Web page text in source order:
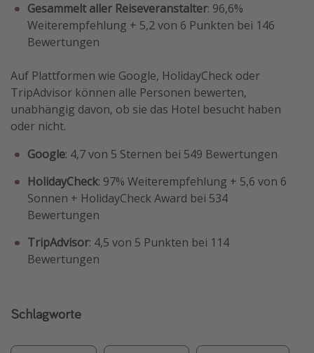
Gesammelt aller Reiseveranstalter: 96,6%
Weiterempfehlung + 5,2 von 6 Punkten bei 146
Bewertungen
Auf Plattformen wie Google, HolidayCheck oder
TripAdvisor können alle Personen bewerten,
unabhängig davon, ob sie das Hotel besucht haben
oder nicht.
Google: 4,7 von 5 Sternen bei 549 Bewertungen
HolidayCheck: 97% Weiterempfehlung + 5,6 von 6
Sonnen + HolidayCheck Award bei 534
Bewertungen
TripAdvisor: 4,5 von 5 Punkten bei 114
Bewertungen
Schlagworte